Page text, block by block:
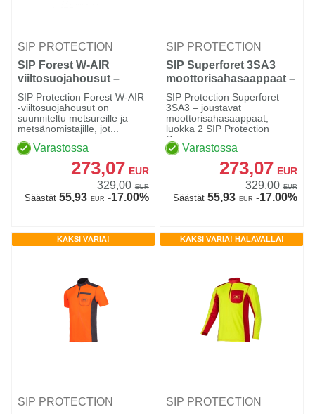
SIP PROTECTION
SIP Forest W-AIR
viiltosuojahousut –
luokka 1
SIP Protection Forest W-AIR
-viiltosuojahousut on
suunniteltu metsureille ja
metsänomistajille, jot...
Varastossa
273,07 EUR
329,00 EUR
Säästät55,93 EUR -17.00%
SIP PROTECTION
SIP Superforet 3SA3
moottorisahasaappaat –
luokka 2
SIP Protection Superforet
3SA3 – joustavat
moottorisahasaappaat,
luokka 2 SIP Protection
Supe...
Varastossa
273,07 EUR
329,00 EUR
Säästät55,93 EUR -17.00%
KAKSI VÄRIÄ!
SIP PROTECTION
KAKSI VÄRIÄ! HALAVALLA!
SIP PROTECTION